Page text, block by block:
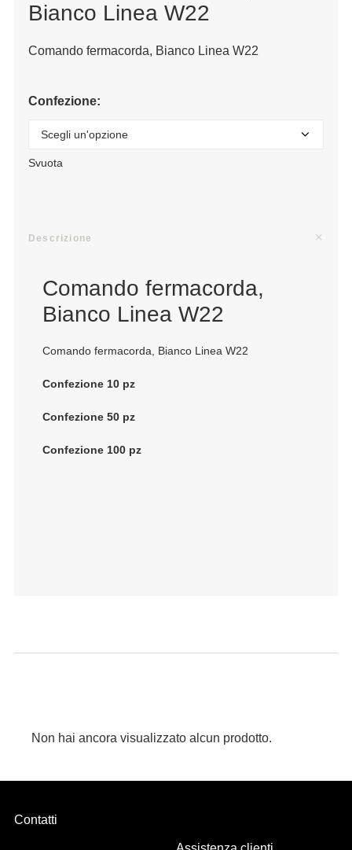
Bianco Linea W22
Comando fermacorda, Bianco Linea W22
Confezione:
Svuota
Descrizione
Comando fermacorda,
Bianco Linea W22
Comando fermacorda, Bianco Linea W22
Confezione 10 pz
Confezione 50 pz
Confezione 100 pz
Non hai ancora visualizzato alcun prodotto.
Contatti